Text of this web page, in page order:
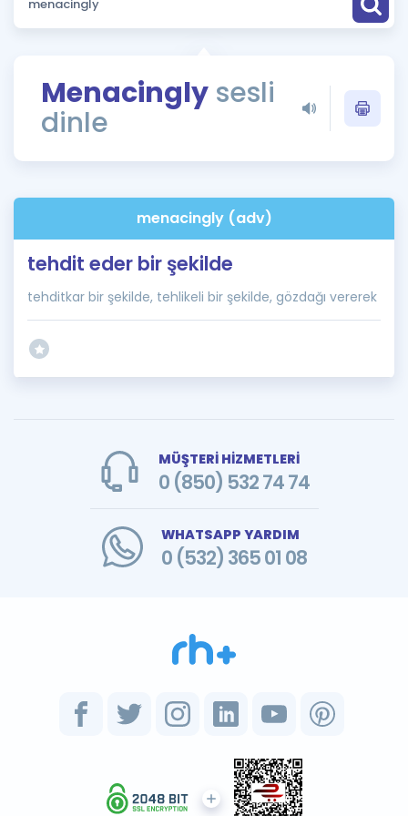
Puan Hesaplama
ÖSYM Sınav Takvimi
Kampanyalar
İngilizce Gramer
Menacingly sesli
dinle
menacingly (adv)
tehdit eder bir şekilde
tehditkar bir şekilde, tehlikeli bir şekilde, gözdağı vererek
MÜŞTERİ HİZMETLERİ
0 (850) 532 74 74
WHATSAPP YARDIM
0 (532) 365 01 08